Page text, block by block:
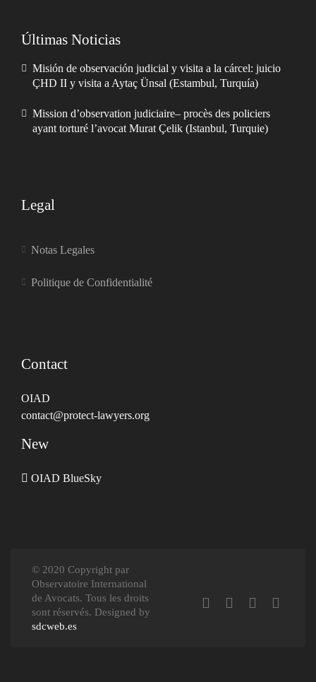
Últimas Noticias
Misión de observación judicial y visita a la cárcel: juicio
ÇHD II y visita a Aytaç Ünsal (Estambul, Turquía)
Mission d’observation judiciaire– procès des policiers
ayant torturé l’avocat Murat Çelik (Istanbul, Turquie)
Legal
Notas Legales
Politique de Confidentialité
Contact
OIAD
contact@protect-lawyers.org
New
OIAD BlueSky
© 2020 Copyright par
Observatoire International
de Avocats. Tous les droits
sont réservés. Designed by
sdcweb.es